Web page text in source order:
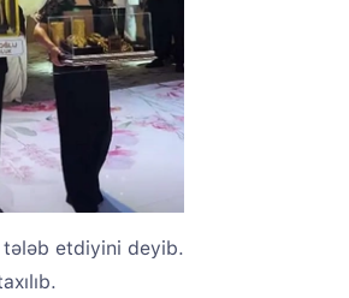
tələb etdiyini deyib.